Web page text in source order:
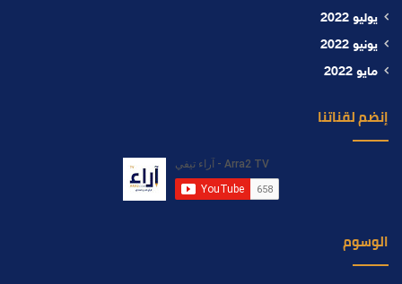
يوليو 2022
يونيو 2022
مايو 2022
إنضم لقناتنا
الوسوم